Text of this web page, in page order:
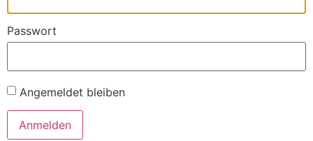
Passwort
Angemeldet bleiben
Anmelden